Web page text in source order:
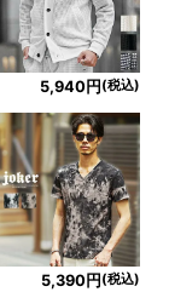
5,940円 (税込)
5,390円 (税込)